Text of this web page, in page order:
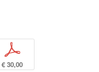
p
€ 30,00